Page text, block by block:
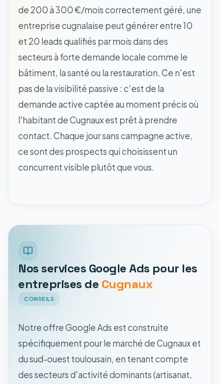
de 200 à 300 €/mois correctement géré, une
entreprise cugnalaise peut générer entre 10
et 20 leads qualifiés par mois dans des
secteurs à forte demande locale comme le
bâtiment, la santé ou la restauration. Ce n'est
pas de la visibilité passive : c'est de la
demande active captée au moment précis où
l'habitant de Cugnaux est prêt à prendre
contact. Chaque jour sans campagne active,
ce sont des prospects qui choisissent un
concurrent visible plutôt que vous.
Nos services Google Ads pour les
entreprises de Cugnaux
CONSEILS
Notre offre Google Ads est construite
spécifiquement pour le marché de Cugnaux et
du sud-ouest toulousain, en tenant compte
des secteurs d'activité dominants (artisanat,